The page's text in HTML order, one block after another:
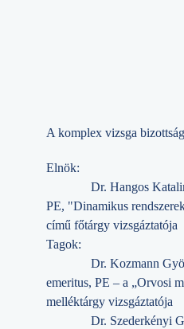
A komplex vizsga
Elnök:
Dr. Hangos Katalin,
PE, "Dinamikus
című főtárgy vizsgáztatója
Tagok:
Dr. Kozmann
emeritus, PE – a „Orvosi
melléktárgy vizsgáztatója
Dr. Szederkényi